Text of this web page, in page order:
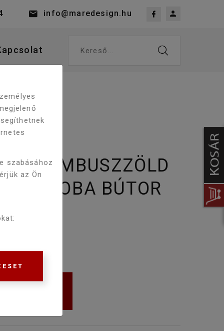
info@maredesign.hu
Kereső...
BAMBUSZZÖLD
BÚTOR
szabásához
az Ön